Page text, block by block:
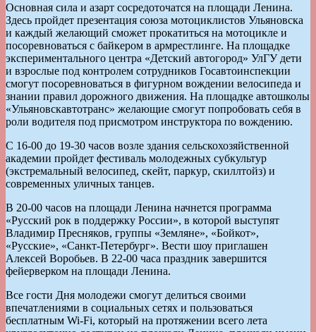
Основная сила и азарт сосредоточатся на площади Ленина.
Здесь пройдет презентация союза мотоциклистов Ульяновска
и каждый желающий сможет прокатиться на мотоцикле и
посоревноваться с байкером в армрестлинге. На площадке
экспериментального центра «Детский автогород» УлГУ дети
и взрослые под контролем сотрудников Госавтоинспекции
смогут посоревноваться в фигурном вождении велосипеда и
знании правил дорожного движения. На площадке автошколы
«Ульяновскавтотранс» желающие смогут попробовать себя в
роли водителя под присмотром инструктора по вождению.
С 16-00 до 19-30 часов возле здания сельскохозяйственной
академии пройдет фестиваль молодежных субкультур
(экстремальный велосипед, скейт, паркур, скиллтойз) и
современных уличных танцев.
В 20-00 часов на площади Ленина начнется программа
«Русский рок в поддержку России», в которой выступят
Владимир Пресняков, группы «Земляне», «Бойкот»,
«Русские», «Санкт-Петербург». Вести шоу приглашен
Алексей Воробьев. В 22-00 часа праздник завершится
фейерверком на площади Ленина.
Все гости Дня молодежи смогут делиться своими
впечатлениями в социальных сетях и пользоваться
бесплатным Wi-Fi, который на протяжении всего лета